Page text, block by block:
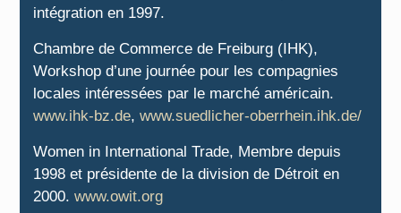
intégration en 1997.
Chambre de Commerce de Freiburg (IHK),
Workshop d’une journée pour les compagnies
locales intéressées par le marché américain.
www.ihk-bz.de, www.suedlicher-oberrhein.ihk.de/
Women in International Trade, Membre depuis
1998 et présidente de la division de Détroit en
2000. www.owit.org